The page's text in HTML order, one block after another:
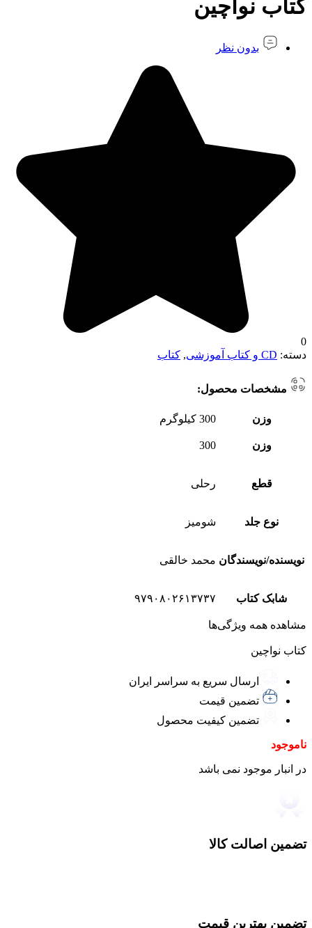
کتاب نواچین
بدون نظر
0
دسته: CD و کتاب آموزشی , کتاب
مشخصات محصول:
وزن 300 کیلوگرم
وزن 300
قطع رحلی
نوع جلد شومیز
نویسنده/نویسندگان محمد خالقی
شابک کتاب ۹۷۹٠۸٠۲۶۱۳۷۳۷
مشاهده همه ویژگی‌ها
کتاب نواچین
ارسال سریع به سراسر ایران
تضمین قیمت
تضمین کیفیت محصول
ناموجود
در انبار موجود نمی باشد
تضمین اصالت کالا
تضمین بهترین قیمت